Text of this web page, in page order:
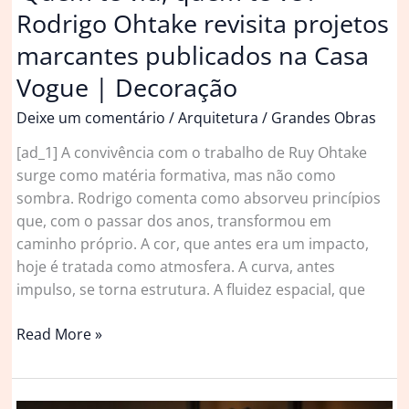
Rodrigo Ohtake revisita projetos
marcantes publicados na Casa
Vogue | Decoração
Deixe um comentário /Arquitetura / Grandes Obras
[ad_1] A convivência com o trabalho de Ruy Ohtake
surge como matéria formativa, mas não como
sombra. Rodrigo comenta como absorveu princípios
que, com o passar dos anos, transformou em
caminho próprio. A cor, que antes era um impacto,
hoje é tratada como atmosfera. A curva, antes
impulso, se torna estrutura. A fluidez espacial, que
‘Quem
viu,
quem
Read More »